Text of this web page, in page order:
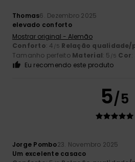
Thomas6. Dezembro 2025
elevado conforto
Mostrar original - Alemão
Conforto: 4 /5 Relação qualidade/
Tamanho perfeito Material: 5 /5 Cor:
Eu recomendo este produto
5/5
Jorge Pombo23. Novembro 2025
Um excelente casaco